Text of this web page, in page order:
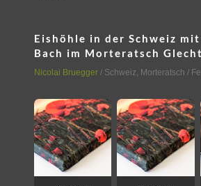
Eishöhle in der Schweiz mit
Bach im Morteratsch
Nicolai Bruegger / Schweiz, Morteratsch /